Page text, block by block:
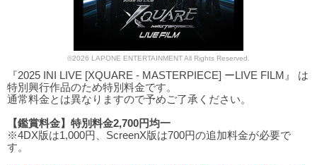
©2026 LAPONE ENTERTAINMENT All Rights Reserved.
『2025 INI LIVE [XQUARE - MASTERPIECE] ーLIVE FILM』 は
特別興行作品のため特別料金です。
通常料金とは異なりますので予めご了承ください。
【鑑賞料金】特別料金2,700円均一
※4DX版は1,000円、ScreenX版は700円の追加料金が必要で
す。